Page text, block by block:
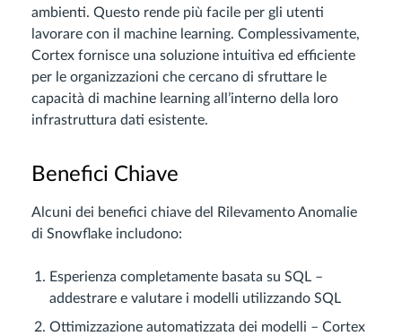
ambienti. Questo rende più facile per gli utenti
lavorare con il machine learning. Complessivamente,
Cortex fornisce una soluzione intuitiva ed efficiente
per le organizzazioni che cercano di sfruttare le
capacità di machine learning all’interno della loro
infrastruttura dati esistente.
Benefici Chiave
Alcuni dei benefici chiave del Rilevamento Anomalie
di Snowflake includono:
Esperienza completamente basata su SQL –
addestrare e valutare i modelli utilizzando SQL
Ottimizzazione automatizzata dei modelli – Cortex